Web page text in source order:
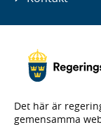
Det här är
gemensamma